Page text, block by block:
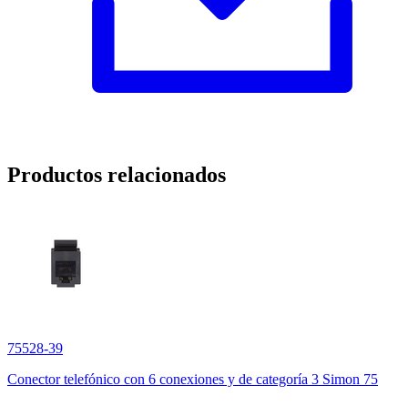
Productos relacionados
75528-39
Conector telefónico con 6 conexiones y de categoría 3 Simon 75